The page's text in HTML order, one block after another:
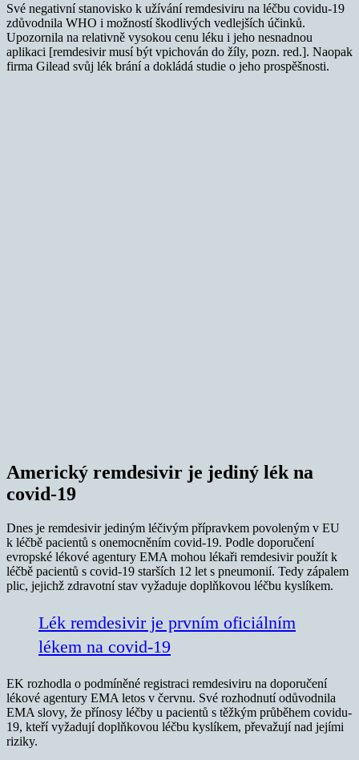
Své negativní stanovisko k užívání remdesiviru na léčbu covidu-19
zdůvodnila WHO i možností škodlivých vedlejších účinků.
Upozornila na relativně vysokou cenu léku i jeho nesnadnou
aplikaci [remdesivir musí být vpichován do žíly, pozn. red.]. Naopak
firma Gilead svůj lék brání a dokládá studie o jeho prospěšnosti.
Americký remdesivir je jediný lék na
covid-19
Dnes je remdesivir jediným léčivým přípravkem povoleným v EU
k léčbě pacientů s onemocněním covid-19. Podle doporučení
evropské lékové agentury EMA mohou lékaři remdesivir použít k
léčbě pacientů s covid-19 starších 12 let s pneumonií. Tedy zápalem
plic, jejichž zdravotní stav vyžaduje doplňkovou léčbu kyslíkem.
Lék remdesivir je prvním oficiálním
lékem na covid-19
EK rozhodla o podmíněné registraci remdesiviru na doporučení
lékové agentury EMA letos v červnu. Své rozhodnutí odůvodnila
EMA slovy, že přínosy léčby u pacientů s těžkým průběhem covidu-
19, kteří vyžadují doplňkovou léčbu kyslíkem, převažují nad jejími
riziky.